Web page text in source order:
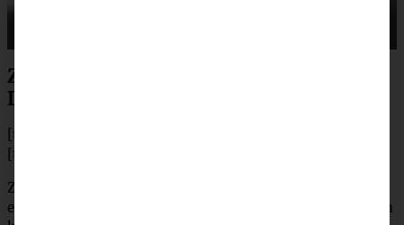
Zubereitung Taco Salat mit Koriander-
Dressing
[tabs]
[tab title=”Zubereitung”]
Zunächst das Hackfleisch anbraten. Dafür das Olivenöl
erhitzen, Knoblauchzehe schälen und klein Würfeln, dann